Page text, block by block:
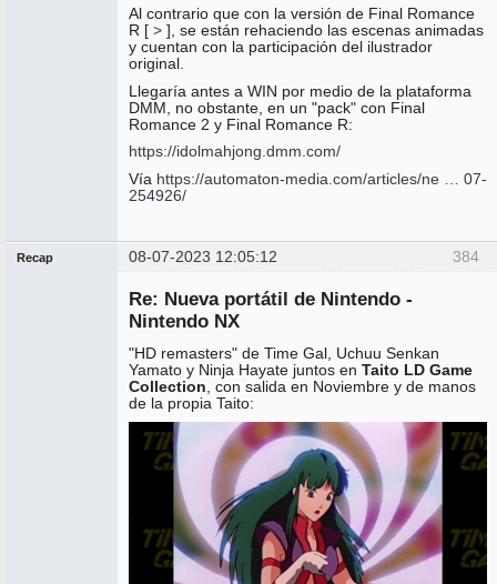
Al contrario que con la versión de Final Romance
R [ > ], se están rehaciendo las escenas animadas
y cuentan con la participación del ilustrador
original.
Llegaría antes a WIN por medio de la plataforma
DMM, no obstante, en un "pack" con Final
Romance 2 y Final Romance R:
https://idolmahjong.dmm.com/
Vía https://automaton-media.com/articles/ne … 07-
254926/
384
Recap 08-07-2023 12:05:12
Re: Nueva portátil de Nintendo -
Nintendo NX
"HD remasters" de Time Gal, Uchuu Senkan
Yamato y Ninja Hayate juntos en Taito LD Game
Collection , con salida en Noviembre y de manos
de la propia Taito: